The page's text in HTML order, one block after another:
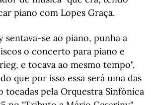
piano com Lopes Graça.
sentava-se ao piano, punha a
o concerto para piano e
e tocava ao mesmo tempo",
que por isso essa será uma das
tocadas pela Orquestra Sinfónica